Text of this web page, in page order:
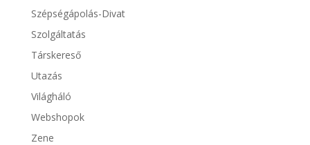
Szépségápolás-Divat
Szolgáltatás
Társkereső
Utazás
Világháló
Webshopok
Zene